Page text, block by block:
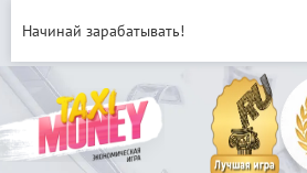
Начинай зарабатывать!